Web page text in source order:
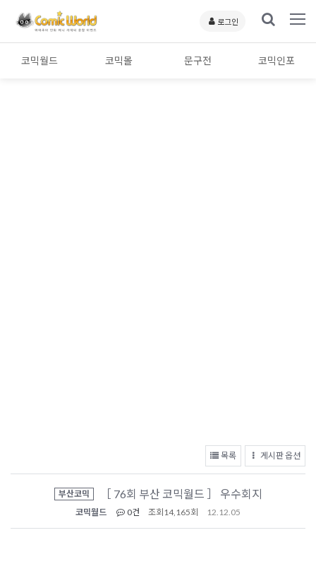
로그인
코믹월드 코믹몰 문구전 코믹인포
목록 게시판 옵션
부산코믹 ［ 76회 부산 코믹월드 ］ 우수회지
코믹월드 0건 조회 14,165회 12.12.05